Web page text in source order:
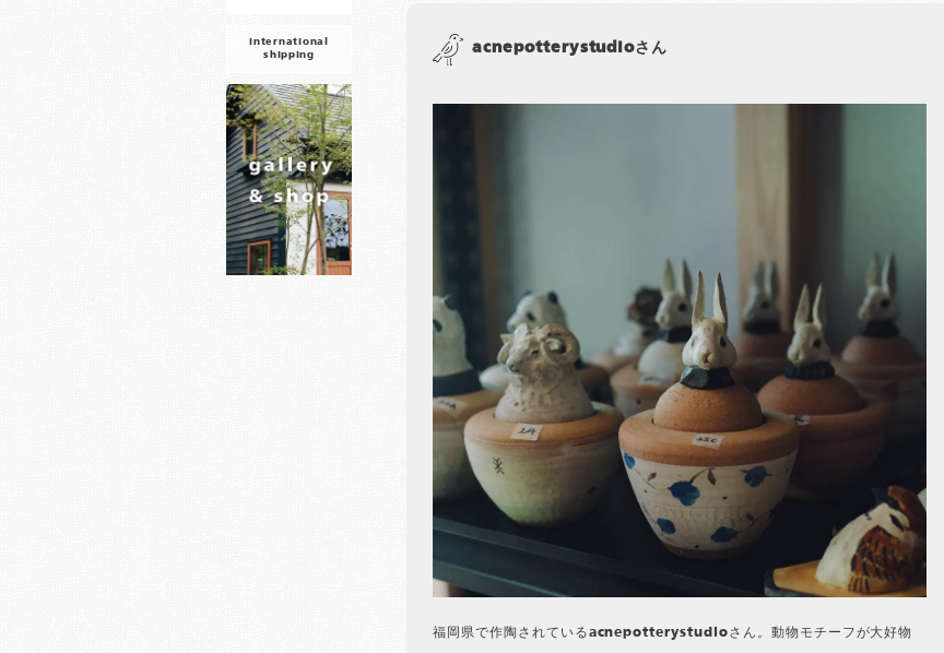
international
shipping
acnepotterystudioさん
福岡県で作陶されているacnepotterystudioさん。動物モチーフが大好物